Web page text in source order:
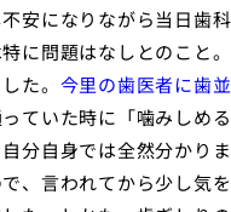
安になりながら当日歯科
に問題はなしとのこと。
た。 今里の歯医者に歯並
ていた時に「噛みしめる
分自身では全然分かりま
、言われてから少し気を